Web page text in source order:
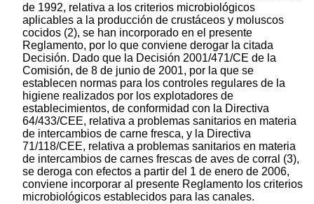
de 1992, relativa a los criterios microbiológicos
aplicables a la producción de crustáceos y moluscos
cocidos (2), se han incorporado en el presente
Reglamento, por lo que conviene derogar la citada
Decisión. Dado que la Decisión 2001/471/CE de la
Comisión, de 8 de junio de 2001, por la que se
establecen normas para los controles regulares de la
higiene realizados por los explotadores de
establecimientos, de conformidad con la Directiva
64/433/CEE, relativa a problemas sanitarios en materia
de intercambios de carne fresca, y la Directiva
71/118/CEE, relativa a problemas sanitarios en materia
de intercambios de carnes frescas de aves de corral (3),
se deroga con efectos a partir del 1 de enero de 2006,
conviene incorporar al presente Reglamento los criterios
microbiológicos establecidos para las canales.